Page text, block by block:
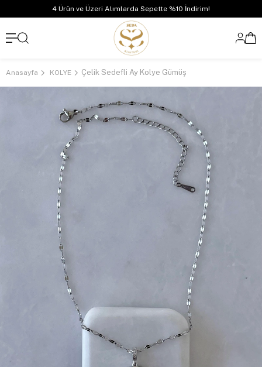
4 Ürün ve Üzeri Alımlarda Sepette %10 İndirim!
Anasayfa KOLYE Çelik Sedefli Ay Kolye Gümüş